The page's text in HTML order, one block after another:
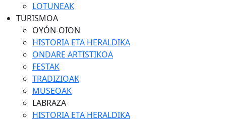
LOTUNEAK
TURISMOA
OYÓN-OION
HISTORIA ETA HERALDIKA
ONDARE ARTISTIKOA
FESTAK
TRADIZIOAK
MUSEOAK
LABRAZA
HISTORIA ETA HERALDIKA